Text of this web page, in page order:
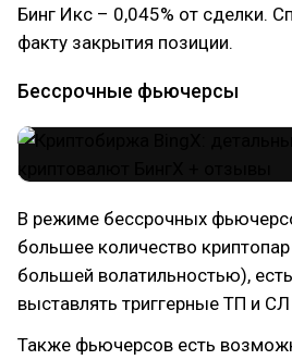
Бинг Икс – 0,045% от сделки.
факту закрытия позиции.
Бессрочные фьючерсы
В режиме бессрочных
большее количество
большей волатильностью),
выставлять триггерные ТП и СЛ
Также фьючерсов есть